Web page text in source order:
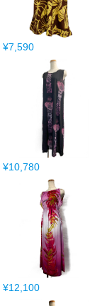
¥7,590
¥10,780
¥12,100